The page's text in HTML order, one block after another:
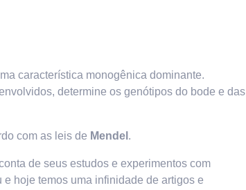
característica monogênica dominante.
determine os genótipos do bode e das
com as leis de Mendel .
de seus estudos e experimentos com
hoje temos uma infinidade de artigos e